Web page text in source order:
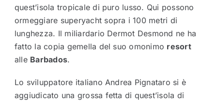
quest’isola tropicale di puro lusso. Qui possono
ormeggiare superyacht sopra i 100 metri di
lunghezza. Il miliardario Dermot Desmond ne ha
fatto la copia gemella del suo omonimo resort
alle Barbados.
Lo sviluppatore italiano Andrea Pignataro si è
aggiudicato una grossa fetta di quest’isola di